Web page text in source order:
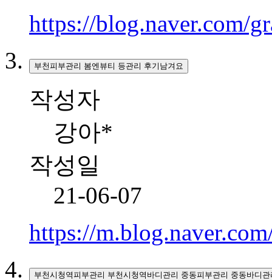
https://blog.naver.com/
부천피부관리 봄엔뷰티 등관리 후기남겨요
작성자
강아*
작성일
21-06-07
https://
부천시청역피부관리 부천시청역바디관리 중동피부관리 중동바디